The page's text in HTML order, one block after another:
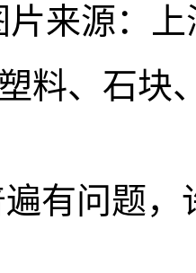
来源：
料、石块
有问题